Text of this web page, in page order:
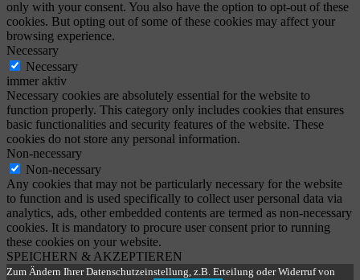
only with your consent. You also have the option to opt-out of these
cookies. But opting out of some of these cookies may affect your
browsing experience.
Necessary
Necessary
immer aktiv
Necessary cookies are absolutely essential for the website to
function properly. This category only includes cookies that ensures
basic functionalities and security features of the website. These
cookies do not store any personal information.
Non-necessary
Non-necessary
Any cookies that may not be particularly necessary for the website
to function and is used specifically to collect user personal data via
analytics, ads, other embedded contents are termed as non-necessary
cookies. It is mandatory to procure user consent prior to running
these cookies on your website.
SPEICHERN & AKZEPTIEREN
Zum Ändern Ihrer Datenschutzeinstellung, z.B. Erteilung oder Widerruf von